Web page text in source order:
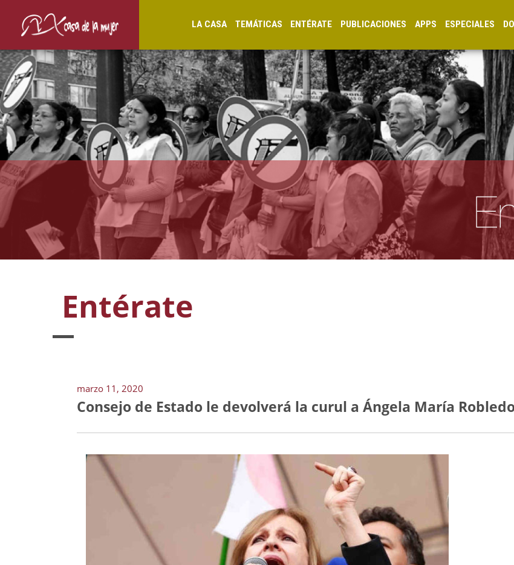
LA CASA TEMÁTICAS ENTÉRATE PUBLICACIONES APPS ESPECIALES
Entérate
marzo 11, 2020
Consejo de Estado le devolverá la curul a Ángela María